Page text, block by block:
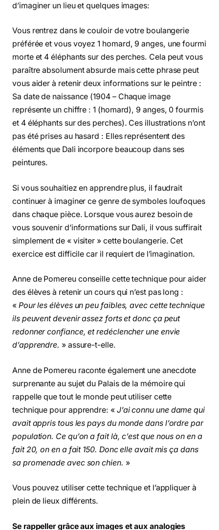
d’imaginer un lieu et quelques images:
Vous rentrez dans le couloir de votre boulangerie
préférée et vous voyez 1 homard, 9 anges, une fourmi
morte et 4 éléphants sur des perches. Cela peut vous
paraître absolument absurde mais cette phrase peut
vous aider à retenir deux informations sur le peintre :
Sa date de naissance (1904 – Chaque image
représente un chiffre : 1 (homard), 9 anges, 0 fourmis
et 4 éléphants sur des perches). Ces illustrations n’ont
pas été prises au hasard : Elles représentent des
éléments que Dali incorpore beaucoup dans ses
peintures.
Si vous souhaitiez en apprendre plus, il faudrait
continuer à imaginer ce genre de symboles loufoques
dans chaque pièce. Lorsque vous aurez besoin de
vous souvenir d’informations sur Dali, il vous suffirait
simplement de « visiter » cette boulangerie. Cet
exercice est difficile car il requiert de l’imagination.
Anne de Pomereu conseille cette technique pour aider
des élèves à retenir un cours qui n’est pas long :
« Pour les élèves un peu faibles, avec cette technique
ils peuvent devenir assez forts et donc ça peut
redonner confiance, et redéclencher une envie
d’apprendre. » assure-t-elle.
Anne de Pomereu raconte également une anecdote
surprenante au sujet du Palais de la mémoire qui
rappelle que tout le monde peut utiliser cette
technique pour apprendre: « J’ai connu une dame qui
avait appris tous les pays du monde dans l’ordre par
population. Ce qu’on a fait là, c’est que nous on en a
fait 20, on en a fait 150. Donc elle avait mis ça dans
sa promenade avec son chien. »
Vous pouvez utiliser cette technique et l’appliquer à
plein de lieux différents.
Se rappeller grâce aux images et aux analogies